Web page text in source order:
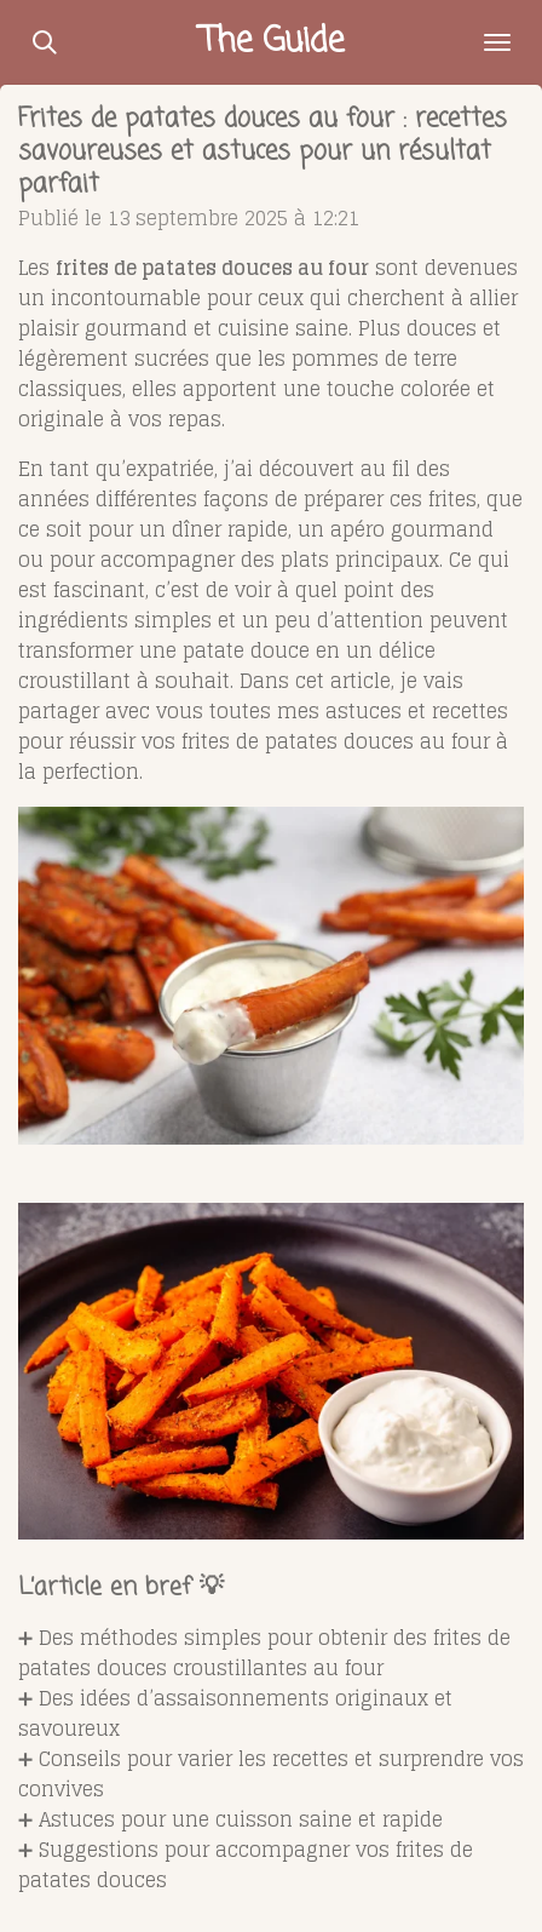
Passer
contenu
principal
The Guide
Frites de patates douces au four : recettes
savoureuses et astuces pour un résultat
parfait
Publié le 13 septembre 2025 à 12:21
Les frites de patates douces au four sont devenues
un incontournable pour ceux qui cherchent à allier
plaisir gourmand et cuisine saine. Plus douces et
légèrement sucrées que les pommes de terre
classiques, elles apportent une touche colorée et
originale à vos repas.
En tant qu’expatriée, j’ai découvert au fil des
années différentes façons de préparer ces frites, que
ce soit pour un dîner rapide, un apéro gourmand
ou pour accompagner des plats principaux. Ce qui
est fascinant, c’est de voir à quel point des
ingrédients simples et un peu d’attention peuvent
transformer une patate douce en un délice
croustillant à souhait. Dans cet article, je vais
partager avec vous toutes mes astuces et recettes
pour réussir vos frites de patates douces au four à
la perfection.
L’article en bref 💡
➕ Des méthodes simples pour obtenir des frites de
patates douces croustillantes au four
➕ Des idées d’assaisonnements originaux et
savoureux
➕ Conseils pour varier les recettes et surprendre vos
convives
➕ Astuces pour une cuisson saine et rapide
➕ Suggestions pour accompagner vos frites de
patates douces